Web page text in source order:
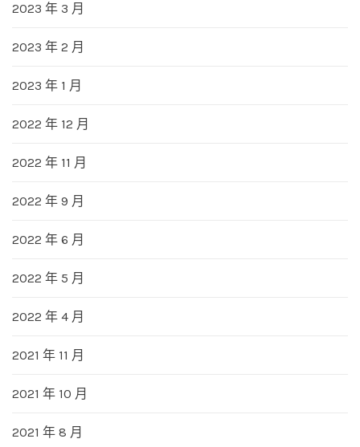
2023 年 3 月
2023 年 2 月
2023 年 1 月
2022 年 12 月
2022 年 11 月
2022 年 9 月
2022 年 6 月
2022 年 5 月
2022 年 4 月
2021 年 11 月
2021 年 10 月
2021 年 8 月